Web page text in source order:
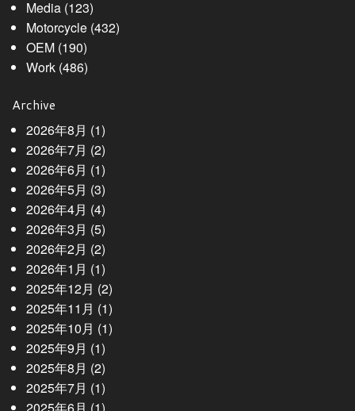
Media(123)
Motorcycle(432)
OEM(190)
Work(486)
Archive
2026年8月 (1)
2026年7月 (2)
2026年6月 (1)
2026年5月 (3)
2026年4月 (4)
2026年3月 (5)
2026年2月 (2)
2026年1月 (1)
2025年12月 (2)
2025年11月 (1)
2025年10月 (1)
2025年9月 (1)
2025年8月 (2)
2025年7月 (1)